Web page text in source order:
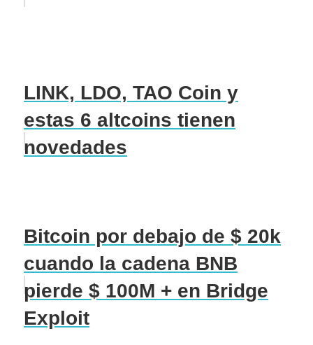
LINK, LDO, TAO Coin y
estas 6 altcoins tienen
novedades
Bitcoin por debajo de $ 20k
cuando la cadena BNB
pierde $ 100M + en Bridge
Exploit